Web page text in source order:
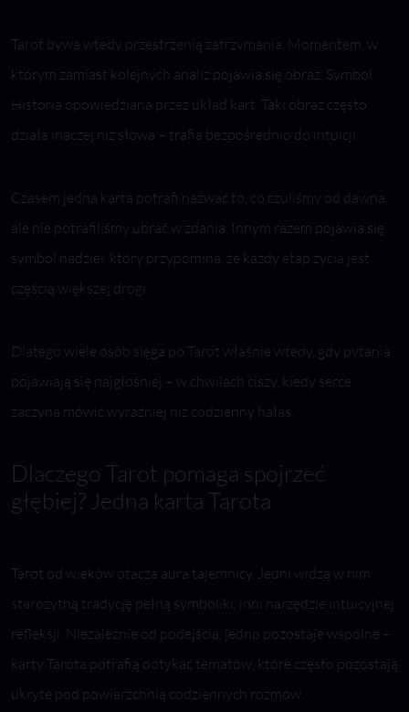
Tarot bywa wtedy przestrzenią zatrzymania. Momentem, w
którym zamiast kolejnych analiz pojawia się obraz. Symbol.
Historia opowiedziana przez układ kart. Taki obraz często
działa inaczej niż słowa – trafia bezpośrednio do intuicji.
Czasem jedna karta potrafi nazwać to, co czuliśmy od dawna,
ale nie potrafiliśmy ubrać w zdania. Innym razem pojawia się
symbol nadziei, który przypomina, że każdy etap życia jest
częścią większej drogi.
Dlatego wiele osób sięga po Tarot właśnie wtedy, gdy pytania
pojawiają się najgłośniej – w chwilach ciszy, kiedy serce
zaczyna mówić wyraźniej niż codzienny hałas.
Dlaczego Tarot pomaga spojrzeć
głębiej? Jedna karta Tarota
Tarot od wieków otacza aura tajemnicy. Jedni widzą w nim
starożytną tradycję pełną symboliki, inni narzędzie intuicyjnej
refleksji. Niezależnie od podejścia, jedno pozostaje wspólne –
karty Tarota potrafią dotykać tematów, które często pozostają
ukryte pod powierzchnią codziennych rozmów.